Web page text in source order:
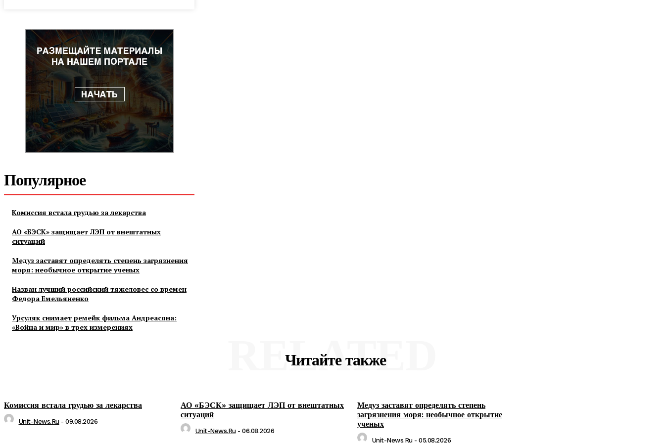
Популярное
Комиссия встала грудью за лекарства
АО «БЭСК» защищает ЛЭП от внештатных
ситуаций
Медуз заставят определять степень загрязнения
моря: необычное открытие ученых
Назван лучший российский тяжеловес со времен
Федора Емельяненко
Урсуляк снимает ремейк фильма Андреасяна:
«Война и мир» в трех измерениях
Читайте также
RELATED
Комиссия встала грудью за лекарства
Unit-News.ru - 09.08.2026
АО «БЭСК» защищает ЛЭП от внештатных
ситуаций
Unit-News.ru - 06.08.2026
Медуз заставят определять степень
загрязнения моря: необычное открытие
ученых
Unit-News.ru - 05.08.2026